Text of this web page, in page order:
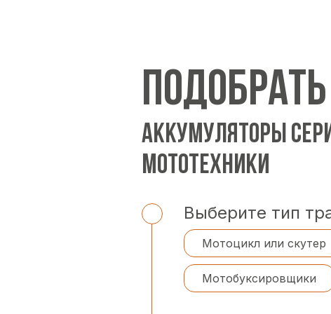
АККУМУЛЯТОРЫ
МОТОТЕХНИКИ
Выберите тип
Мотоцикл или скутер
Мотобуксировщики